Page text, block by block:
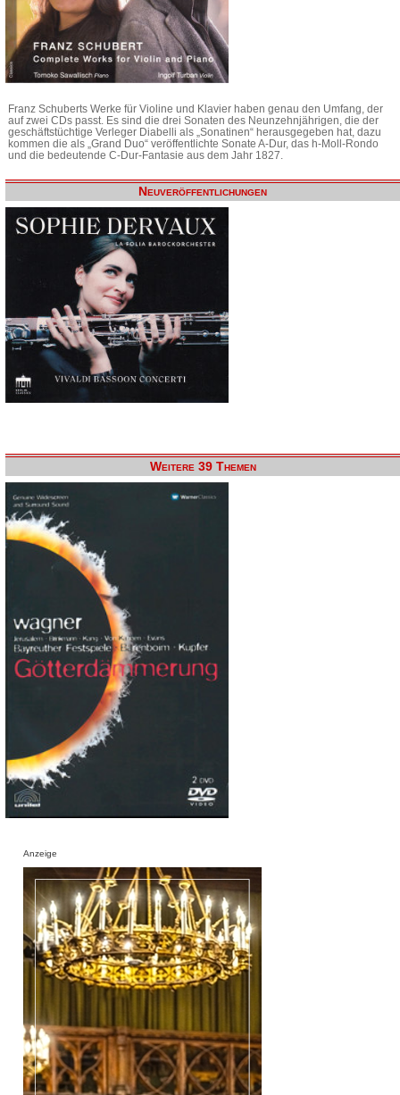
Franz Schuberts Werke für Violine und Klavier haben genau den Umfang, der
auf zwei CDs passt. Es sind die drei Sonaten des Neunzehnjährigen, die der
geschäftstüchtige Verleger Diabelli als „Sonatinen“ herausgegeben hat, dazu
kommen die als „Grand Duo“ veröffentlichte Sonate A-Dur, das h-Moll-Rondo
und die bedeutende C-Dur-Fantasie aus dem Jahr 1827.
Neuveröffentlichungen
Weitere 39 Themen
Anzeige